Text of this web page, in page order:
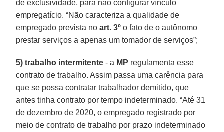
de exclusividade, para não configurar vínculo
empregatício. “Não caracteriza a qualidade de
empregado prevista no art. 3º o fato de o autônomo
prestar serviços a apenas um tomador de serviços”;
5) trabalho intermitente - a MP regulamenta esse
contrato de trabalho. Assim passa uma carência para
que se possa contratar trabalhador demitido, que
antes tinha contrato por tempo indeterminado. “Até 31
de dezembro de 2020, o empregado registrado por
meio de contrato de trabalho por prazo indeterminado